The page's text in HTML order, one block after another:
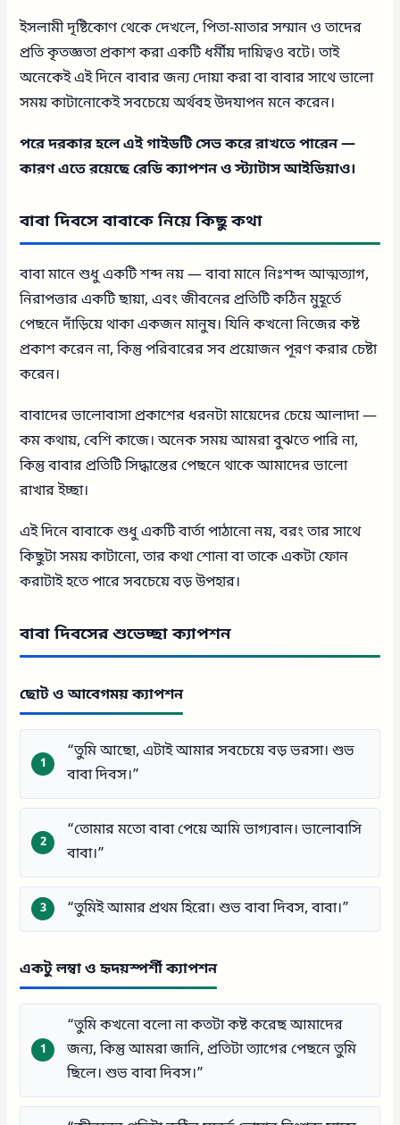
ইসলামী দৃষ্টিকোণ থেকে দেখলে, পিতা-মাতার সম্মান ও তাদের
প্রতি কৃতজ্ঞতা প্রকাশ করা একটি ধর্মীয় দায়িত্বও বটে। তাই
অনেকেই এই দিনে বাবার জন্য দোয়া করা বা বাবার সাথে ভালো
সময় কাটানোকেই সবচেয়ে অর্থবহ উদযাপন মনে করেন।
পরে দরকার হলে এই গাইডটি সেভ করে রাখতে পারেন —
কারণ এতে রয়েছে রেডি ক্যাপশন ও স্ট্যাটাস আইডিয়াও।
বাবা দিবসে বাবাকে নিয়ে কিছু কথা
বাবা মানে শুধু একটি শব্দ নয় — বাবা মানে নিঃশব্দ আত্মত্যাগ,
নিরাপত্তার একটি ছায়া, এবং জীবনের প্রতিটি কঠিন মুহূর্তে
পেছনে দাঁড়িয়ে থাকা একজন মানুষ। যিনি কখনো নিজের কষ্ট
প্রকাশ করেন না, কিন্তু পরিবারের সব প্রয়োজন পূরণ করার চেষ্টা
করেন।
বাবাদের ভালোবাসা প্রকাশের ধরনটা মায়েদের চেয়ে আলাদা —
কম কথায়, বেশি কাজে। অনেক সময় আমরা বুঝতে পারি না,
কিন্তু বাবার প্রতিটি সিদ্ধান্তের পেছনে থাকে আমাদের ভালো
রাখার ইচ্ছা।
এই দিনে বাবাকে শুধু একটি বার্তা পাঠানো নয়, বরং তার সাথে
কিছুটা সময় কাটানো, তার কথা শোনা বা তাকে একটা ফোন
করাটাই হতে পারে সবচেয়ে বড় উপহার।
বাবা দিবসের শুভেচ্ছা ক্যাপশন
ছোট ও আবেগময় ক্যাপশন
“তুমি আছো, এটাই আমার সবচেয়ে বড় ভরসা। শুভ
বাবা দিবস।”
“তোমার মতো বাবা পেয়ে আমি ভাগ্যবান। ভালোবাসি
বাবা।”
“তুমিই আমার প্রথম হিরো। শুভ বাবা দিবস, বাবা।”
একটু লম্বা ও হৃদয়স্পর্শী ক্যাপশন
“তুমি কখনো বলো না কতটা কষ্ট করেছ আমাদের
জন্য, কিন্তু আমরা জানি, প্রতিটা ত্যাগের পেছনে তুমি
ছিলে। শুভ বাবা দিবস।”